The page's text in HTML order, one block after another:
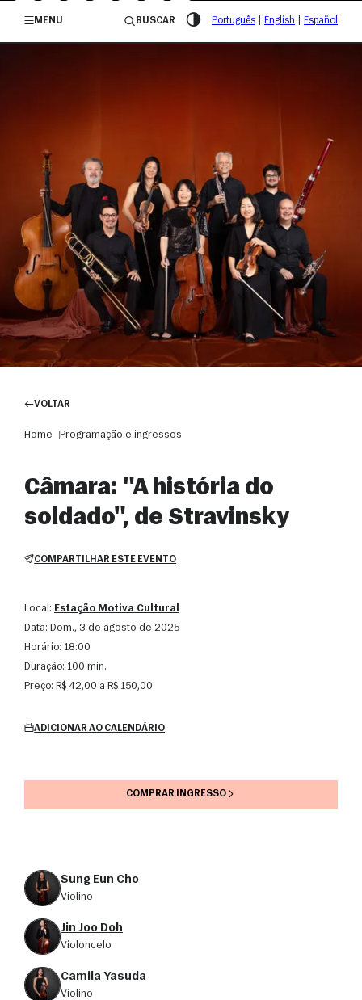
/governosp
MENU
BUSCAR Português English Español
VOLTAR
Home Programação e ingressos
Câmara: "A história do
soldado", de Stravinsky
COMPARTILHAR ESTE EVENTO
Sung Eun Cho
violino
Jin Joo Doh
violoncelo
Camila Yasuda
violino
Local: Estação Motiva Cultural
Data:
dom., 3 de agosto de 2025
Horário:
18:00
Duração: 100 min.
Preço: R$ 42,00 a R$ 150,00
ADICIONAR AO CALENDÁRIO
COMPRAR INGRESSO